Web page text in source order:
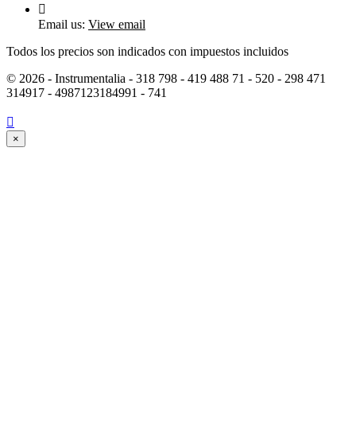

Email us: View email
Todos los precios son indicados con impuestos incluidos
© 2026 - Instrumentalia - 318 798 - 419 488 71​ - 520 - 298 471
314917 - 4987123184991 - 741

×